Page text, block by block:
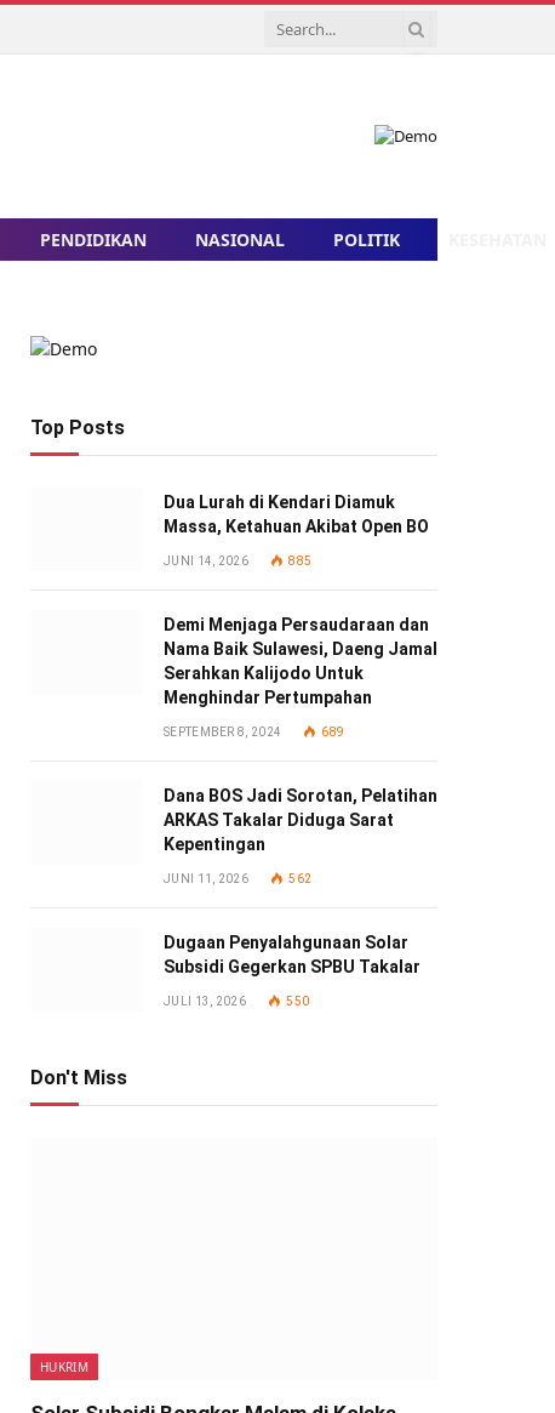
PENDIDIKAN NASIONAL POLITIK
Top Posts
Dua Lurah di Kendari Diamuk
Massa, Ketahuan Akibat Open BO
JUNI 14, 2026 885
Demi Menjaga Persaudaraan dan
Nama Baik Sulawesi, Daeng Jamal
Serahkan Kalijodo Untuk
Menghindar Pertumpahan
SEPTEMBER 8, 2024 689
Dana BOS Jadi Sorotan, Pelatihan
ARKAS Takalar Diduga Sarat
Kepentingan
JUNI 11, 2026 562
Dugaan Penyalahgunaan Solar
Subsidi Gegerkan SPBU Takalar
JULI 13, 2026 550
Don't Miss
HUKRIM